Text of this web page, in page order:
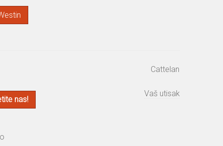
Cattelan
nas!
Vaš utisak